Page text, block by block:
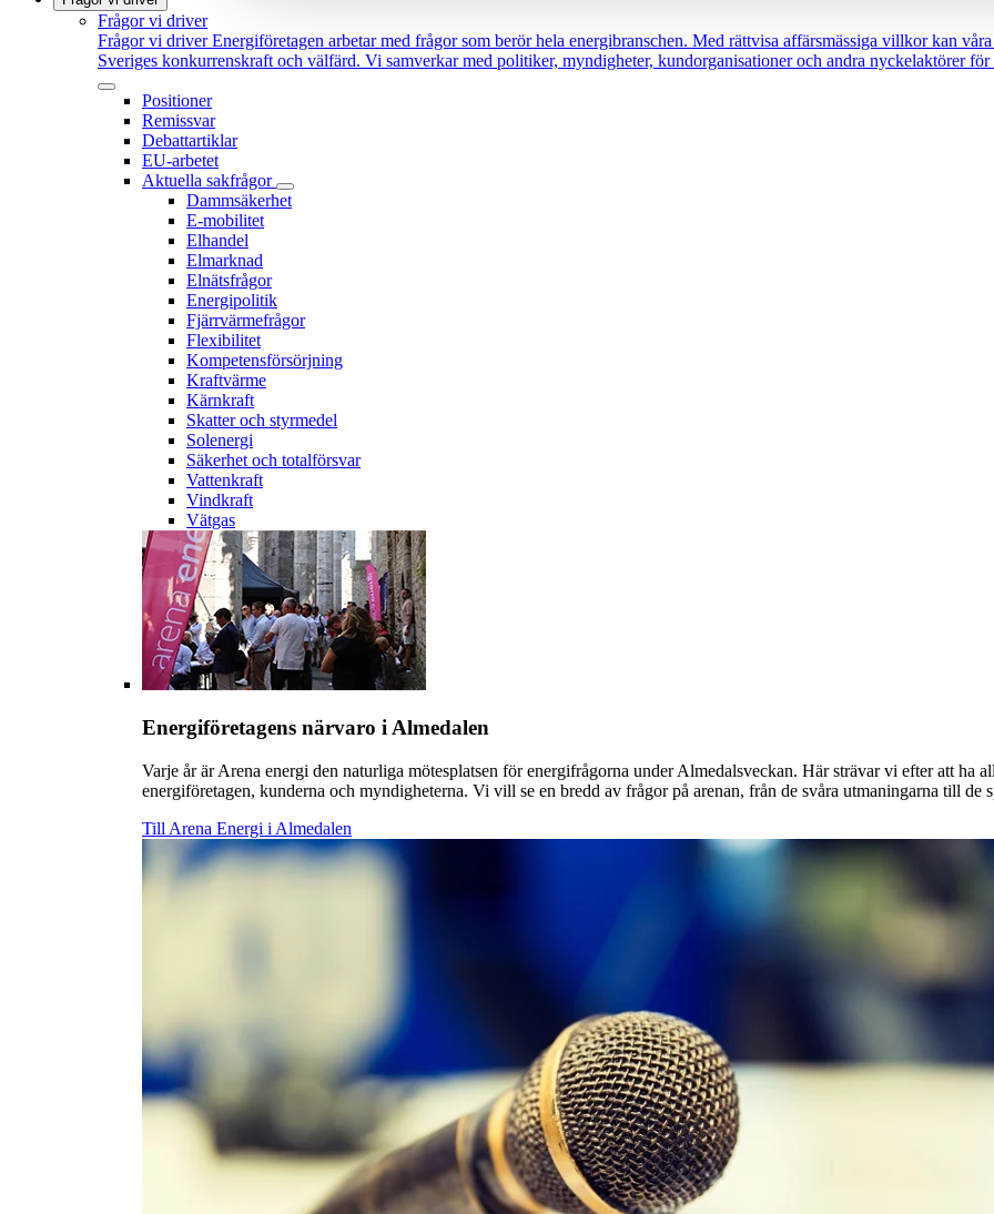
Frågor vi driver
Frågor vi driver Energiföretagen arbetar med frågor som berör hela energibranschen. Med rättvisa affärsmässiga villkor kan
Sveriges konkurrenskraft och välfärd. Vi samverkar med politiker, myndigheter, kundorganisationer och andra nyckelaktörer
Positioner
Remissvar
Debattartiklar
EU-arbetet
Aktuella sakfrågor
Dammsäkerhet
E-mobilitet
Elhandel
Elmarknad
Elnätsfrågor
Energipolitik
Fjärrvärmefrågor
Flexibilitet
Kompetensförsörjning
Kraftvärme
Kärnkraft
Skatter och styrmedel
Solenergi
Säkerhet och totalförsvar
Vattenkraft
Vindkraft
Vätgas
Energiföretagens närvaro i Almedalen
Varje år är Arena energi den naturliga mötesplatsen för energifrågorna under Almedalsveckan. Här strävar vi efter att ha
energiföretagen, kunderna och myndigheterna. Vi vill se en bredd av frågor på arenan, från de svåra utmaningarna till de
Till Arena Energi i Almedalen